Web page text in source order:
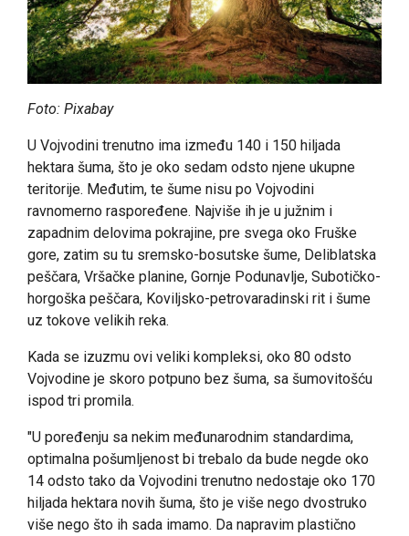
Foto: Pixabay
U Vojvodini trenutno ima između 140 i 150 hiljada
hektara šuma, što je oko sedam odsto njene ukupne
teritorije. Međutim, te šume nisu po Vojvodini
ravnomerno raspoređene. Najviše ih je u južnim i
zapadnim delovima pokrajine, pre svega oko Fruške
gore, zatim su tu sremsko-bosutske šume, Deliblatska
peščara, Vršačke planine, Gornje Podunavlje, Subotičko-
horgoška peščara, Koviljsko-petrovaradinski rit i šume
uz tokove velikih reka.
Kada se izuzmu ovi veliki kompleksi, oko 80 odsto
Vojvodine je skoro potpuno bez šuma, sa šumovitošću
ispod tri promila.
"U poređenju sa nekim međunarodnim standardima,
optimalna pošumljenost bi trebalo da bude negde oko
14 odsto tako da Vojvodini trenutno nedostaje oko 170
hiljada hektara novih šuma, što je više nego dvostruko
više nego što ih sada imamo. Da napravim plastično